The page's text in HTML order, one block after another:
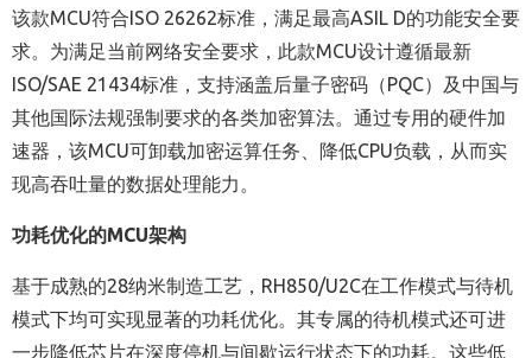
该款MCU符合ISO 26262标准，满足最高ASIL D的功能安全要
求。为满足当前网络安全要求，此款MCU设计遵循最新
ISO/SAE 21434标准，支持涵盖后量子密码（PQC）及中国与
其他国际法规强制要求的各类加密算法。通过专用的硬件加
速器，该MCU可卸载加密运算任务、降低CPU负载，从而实
现高吞吐量的数据处理能力。
功耗优化的MCU架构
基于成熟的28纳米制造工艺，RH850/U2C在工作模式与待机
模式下均可实现显著的功耗优化。其专属的待机模式还可进
一步降低芯片在深度停机与间歇运行状态下的功耗。这些低